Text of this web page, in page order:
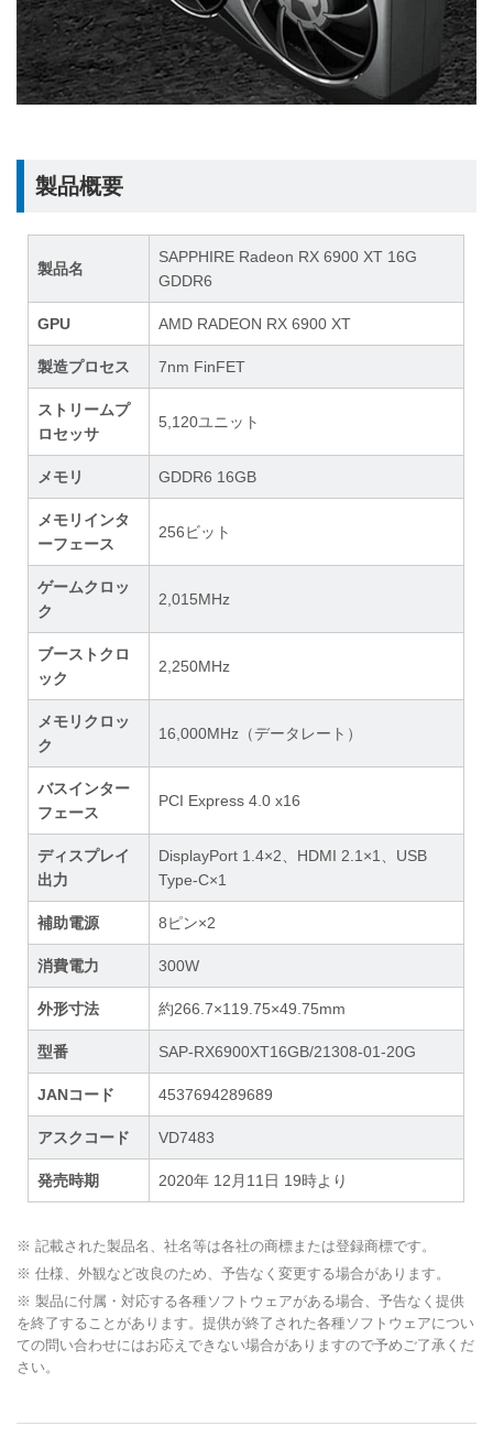
製品概要
製品名
SAPPHIRE Radeon RX 6900 XT 16G
GDDR6
GPU AMD RADEON RX 6900 XT
製造プロセス 7nm FinFET
ストリームプ
ロセッサ
5,120ユニット
メモリ GDDR6 16GB
メモリインタ
ーフェース
256ビット
ゲームクロッ
ク
2,015MHz
ブーストクロ
ック
2,250MHz
メモリクロッ
ク
16,000MHz（データレート）
バスインター
フェース
PCI Express 4.0 x16
ディスプレイ
出力
DisplayPort 1.4×2、HDMI 2.1×1、USB
Type-C×1
補助電源 8ピン×2
消費電力 300W
外形寸法 約266.7×119.75×49.75mm
型番 SAP-RX6900XT16GB/21308-01-20G
JANコード 4537694289689
アスクコード VD7483
発売時期 2020年 12月11日 19時より
※ 記載された製品名、社名等は各社の商標または登録商標です。
※ 仕様、外観など改良のため、予告なく変更する場合があります。
※ 製品に付属・対応する各種ソフトウェアがある場合、予告なく提供
を終了することがあります。提供が終了された各種ソフトウェアについ
ての問い合わせにはお応えできない場合がありますので予めご了承くだ
さい。